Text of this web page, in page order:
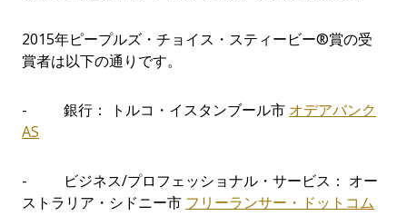
2015年ピープルズ・チョイス・スティービー®賞の受
賞者は以下の通りです。
- 銀行： トルコ・イスタンブール市 オデアバンク
AS
- ビジネス/プロフェッショナル・サービス： オー
ストラリア・シドニー市 フリーランサー・ドットコム